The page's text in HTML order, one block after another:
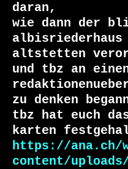
daran,
wie dann der
altstetten
und tbz an
zu denken
tbz hat euch
https://ana.ch/
content/